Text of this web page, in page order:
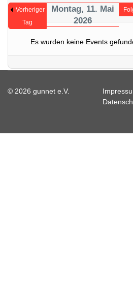
Vorheriger
Tag
Montag, 11. Mai
2026
Es wurden keine Events
© 2026 gunnet e.V.